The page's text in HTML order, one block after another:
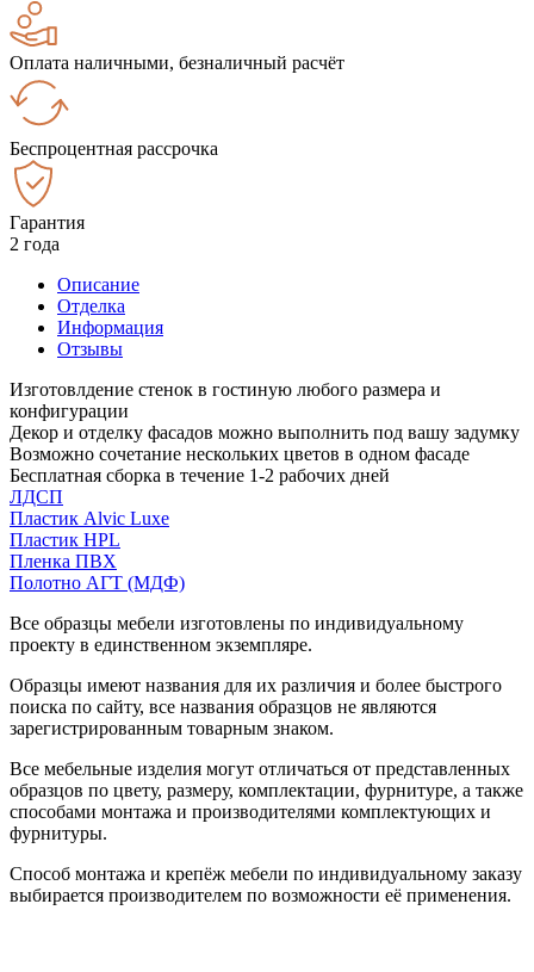
Оплата наличными, безналичный расчёт
Беспроцентная рассрочка
Гарантия
2 года
Описание
Отделка
Информация
Отзывы
Изготовлдение стенок в гостиную любого размера и
конфигурации
Декор и отделку фасадов можно выполнить под вашу задумку
Возможно сочетание нескольких цветов в одном фасаде
Бесплатная сборка в течение 1-2 рабочих дней
ЛДСП
Пластик Alvic Luxe
Пластик HPL
Пленка ПВХ
Полотно АГТ (МДФ)
Все образцы мебели изготовлены по индивидуальному
проекту в единственном экземпляре.
Образцы имеют названия для их различия и более быстрого
поиска по сайту, все названия образцов не являются
зарегистрированным товарным знаком.
Все мебельные изделия могут отличаться от представленных
образцов по цвету, размеру, комплектации, фурнитуре, а также
способами монтажа и производителями комплектующих и
фурнитуры.
Способ монтажа и крепёж мебели по индивидуальному заказу
выбирается производителем по возможности её применения.